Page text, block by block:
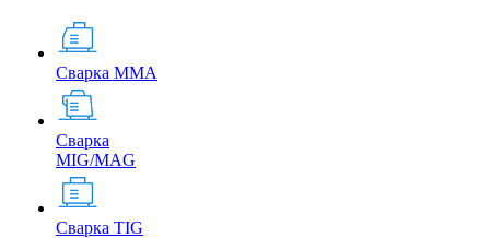
Сварка MMA
Сварка
MIG/MAG
Сварка TIG